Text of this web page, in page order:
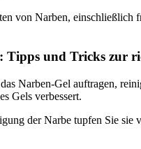
von Narben, einschließlich
Tipps und Tricks zur
Narben-Gel auftragen,
Gels verbessert.
der Narbe tupfen Sie sie